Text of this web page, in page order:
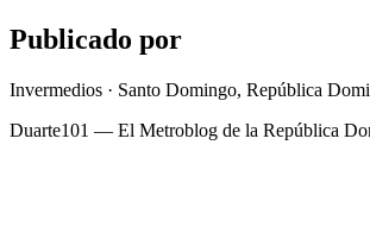
Publicado por
Invermedios · Santo Domingo, República
Duarte101 — El Metroblog de la República